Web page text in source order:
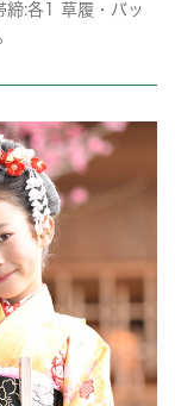
:各1 草履・バッ